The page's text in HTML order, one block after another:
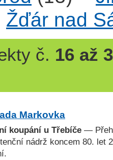
Žďár nad
č. 16 až
Markovka
koupání u Třebíče —
nádrž koncem 80. let